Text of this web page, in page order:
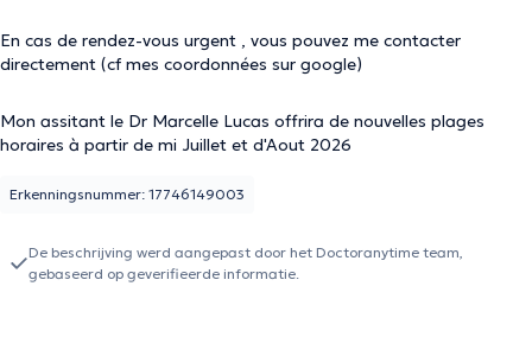
En cas de rendez-vous urgent , vous pouvez me contacter
directement (cf mes coordonnées sur google)
Mon assitant le Dr Marcelle Lucas offrira de nouvelles plages
horaires à partir de mi Juillet et d'Aout 2026
Erkenningsnummer: 17746149003
De beschrijving werd aangepast door het Doctoranytime team,
gebaseerd op geverifieerde informatie.